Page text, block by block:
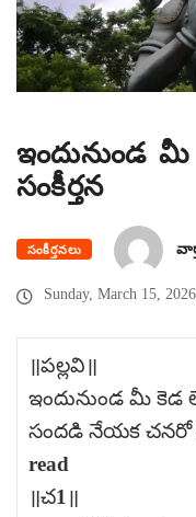
ఇందునుండ
సంకీర్తన
సంకీర్తనలు
Sunday, March 15, 2026
॥పల్లవి॥
ఇందునుండ మీ కెడ
సందడి నేయక చనరో
read
॥చ1॥